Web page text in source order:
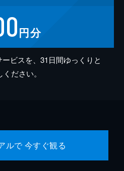
円分
ビスを、31日間ゆっくりと
ださい。
ルで 今すぐ観る